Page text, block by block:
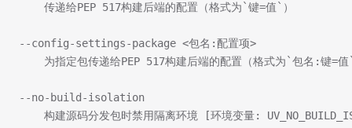
    传递给PEP 517构建后端的配置（格式为`键=值`）
--config-settings-package <包名:配置项>
为指定包传递给PEP 517构建后端的配置（格式为`包名:键=值
--no-build-isolation
构建源码分发包时禁用隔离环境 [环境变量: